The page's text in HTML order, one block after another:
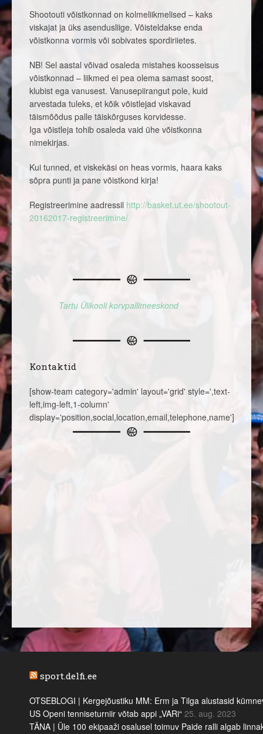
Shootouti võistkonnad on kolmeliikmelised – kaks
viskajat ja üks asendusliige. Võisteldakse enda
võistkonna vormis või sobivates spordiriietes.
NB! Sel aastal võivad osaleda mistahes koosseisus
võistkonnad – liikmed ei pea olema samast soost,
klubist ega vanusest. Vanusepiirangut pole, kuid
arvestada tuleks, et kõik võistlejad viskavad
täismõõdus palle täiskõrguses korvidesse.
Iga võistleja tohib osaleda vaid ühe võistkonna
nimekirjas.
Kui tunned, et viskekäsi on heas vormis, haara kaks
sõpra punti ja pane võistkond kirja!
Registreerimine aadressil http://basket.ut.ee/shootout-
20162017-registreerimine/
Tartu Ülikooli korvpallimeeskond
Kontaktid
[show-team category='admin' layout='grid' style=',text-
left,img-left,1-column'
display='position,social,location,email,telephone,name']
sport.delfi.ee
OTSEBLOGI | Kergejõustiku MM: Erm ja Tilga alustasid
US Openi tenniseturniir võtab appi „VARi“ 25. aug. 2023
TÄNA | Üle 100 ekipaaži osalusel toimuv Paide ralli algab